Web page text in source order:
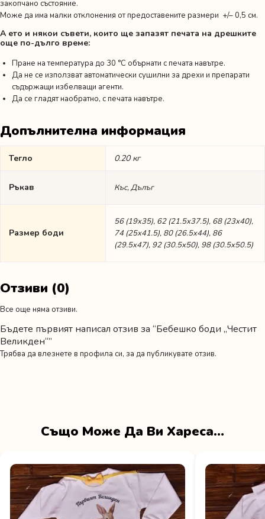
закопчано състояние.
Може да има малки отклонения от предоставените размери +/– 0,5 см.
А ето и някои съвети, които ще запазят печата на дрешките
още по-дълго време:
Пране на температура до 30 °C обърнати с печата навътре.
Да не се използват автоматически сушилни за дрехи и препарати
съдържащи избелващи агенти.
Да се гладят наобратно, с печата навътре.
Допълнителна информация
Тегло 0.20 кг
Ръкав Къс, Дълъг
Размер боди
56 (19х35), 62 (21.5х37.5), 68 (23х40),
74 (25х41.5), 80 (26.5х44), 86
(29.5х47), 92 (30.5х50), 98 (30.5х50.5)
Отзиви (0)
Все още няма отзиви.
Бъдете първият написал отзив за “Бебешко боди „Честит
Великден“”
Трябва да влезнете в профила си, за да публикувате отзив.
Също Може Да Ви Хареса…